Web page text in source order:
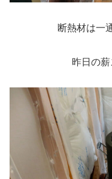
断熱材は一
昨日の